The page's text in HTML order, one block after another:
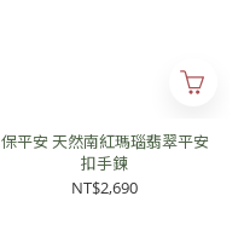
保平安 天然南紅瑪瑙翡翠平安
扣手鍊
NT$2,690